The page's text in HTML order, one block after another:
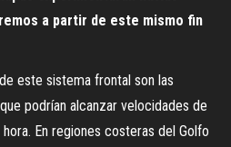
a partir de este mismo fin
este sistema frontal son las
podrían alcanzar velocidades de
En regiones costeras del Golfo